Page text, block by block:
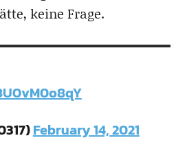
keine Frage.
February 14, 2021